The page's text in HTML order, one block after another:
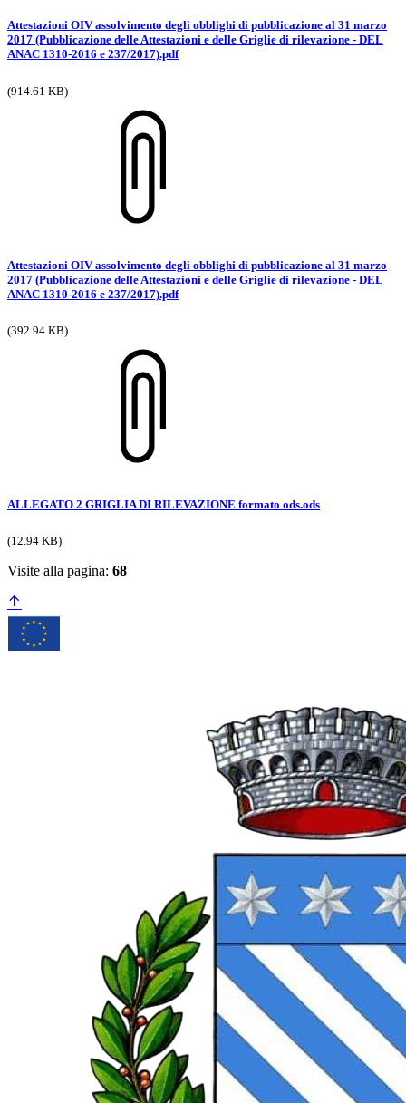
Attestazioni OIV assolvimento degli obblighi di pubblicazione al 31 marzo
2017 (Pubblicazione delle Attestazioni e delle Griglie di rilevazione - DEL
ANAC 1310-2016 e 237/2017).pdf
(914.61 KB)
Attestazioni OIV assolvimento degli obblighi di pubblicazione al 31 marzo
2017 (Pubblicazione delle Attestazioni e delle Griglie di rilevazione - DEL
ANAC 1310-2016 e 237/2017).pdf
(392.94 KB)
ALLEGATO 2 GRIGLIA DI RILEVAZIONE formato ods.ods
(12.94 KB)
Visite alla pagina: 68